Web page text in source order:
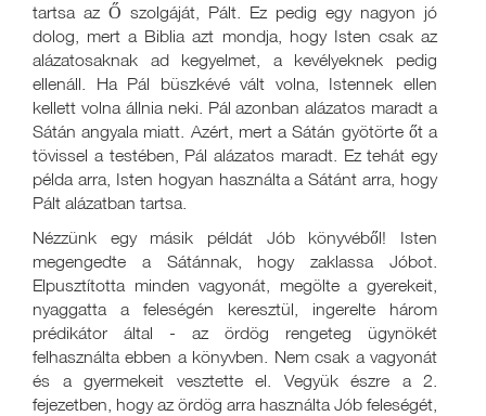
tartsa az Ő szolgáját, Pált. Ez pedig egy nagyon jó
dolog, mert a Biblia azt mondja, hogy Isten csak az
alázatosaknak ad kegyelmet, a kevélyeknek pedig
ellenáll. Ha Pál büszkévé vált volna, Istennek ellen
kellett volna állnia neki. Pál azonban alázatos maradt a
Sátán angyala miatt. Azért, mert a Sátán gyötörte őt a
tövissel a testében, Pál alázatos maradt. Ez tehát egy
példa arra, Isten hogyan használta a Sátánt arra, hogy
Pált alázatban tartsa.
Nézzünk egy másik példát Jób könyvéből! Isten
megengedte a Sátánnak, hogy zaklassa Jóbot.
Elpusztította minden vagyonát, megölte a gyerekeit,
nyaggatta a feleségén keresztül, ingerelte három
prédikátor által - az ördög rengeteg ügynökét
felhasználta ebben a könyvben. Nem csak a vagyonát
és a gyermekeit vesztette el. Vegyük észre a 2.
fejezetben, hogy az ördög arra használta Jób feleségét,